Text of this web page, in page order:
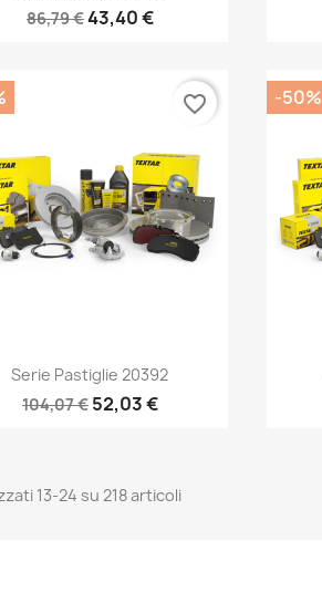
86,79 €43,40 €
Anteprima
Serie Pastiglie 20392
104,07 € 52,03 €
favorite_border -50%
13-24 su 218 articoli